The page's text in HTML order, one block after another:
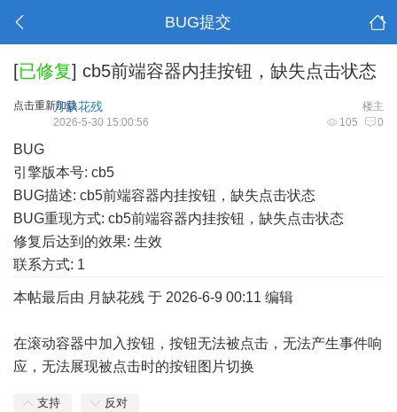
BUG提交
[已修复] cb5前端容器内挂按钮，缺失点击状态
点击重新加载 楼主
月缺花残
105 0
2026-5-30 15:00:56
BUG
引擎版本号: cb5
BUG描述: cb5前端容器内挂按钮，缺失点击状态
BUG重现方式: cb5前端容器内挂按钮，缺失点击状态
修复后达到的效果: 生效
联系方式: 1
本帖最后由 月缺花残 于 2026-6-9 00:11 编辑
在滚动容器中加入按钮，按钮无法被点击，无法产生事件响
应，无法展现被点击时的按钮图片切换
支持 反对